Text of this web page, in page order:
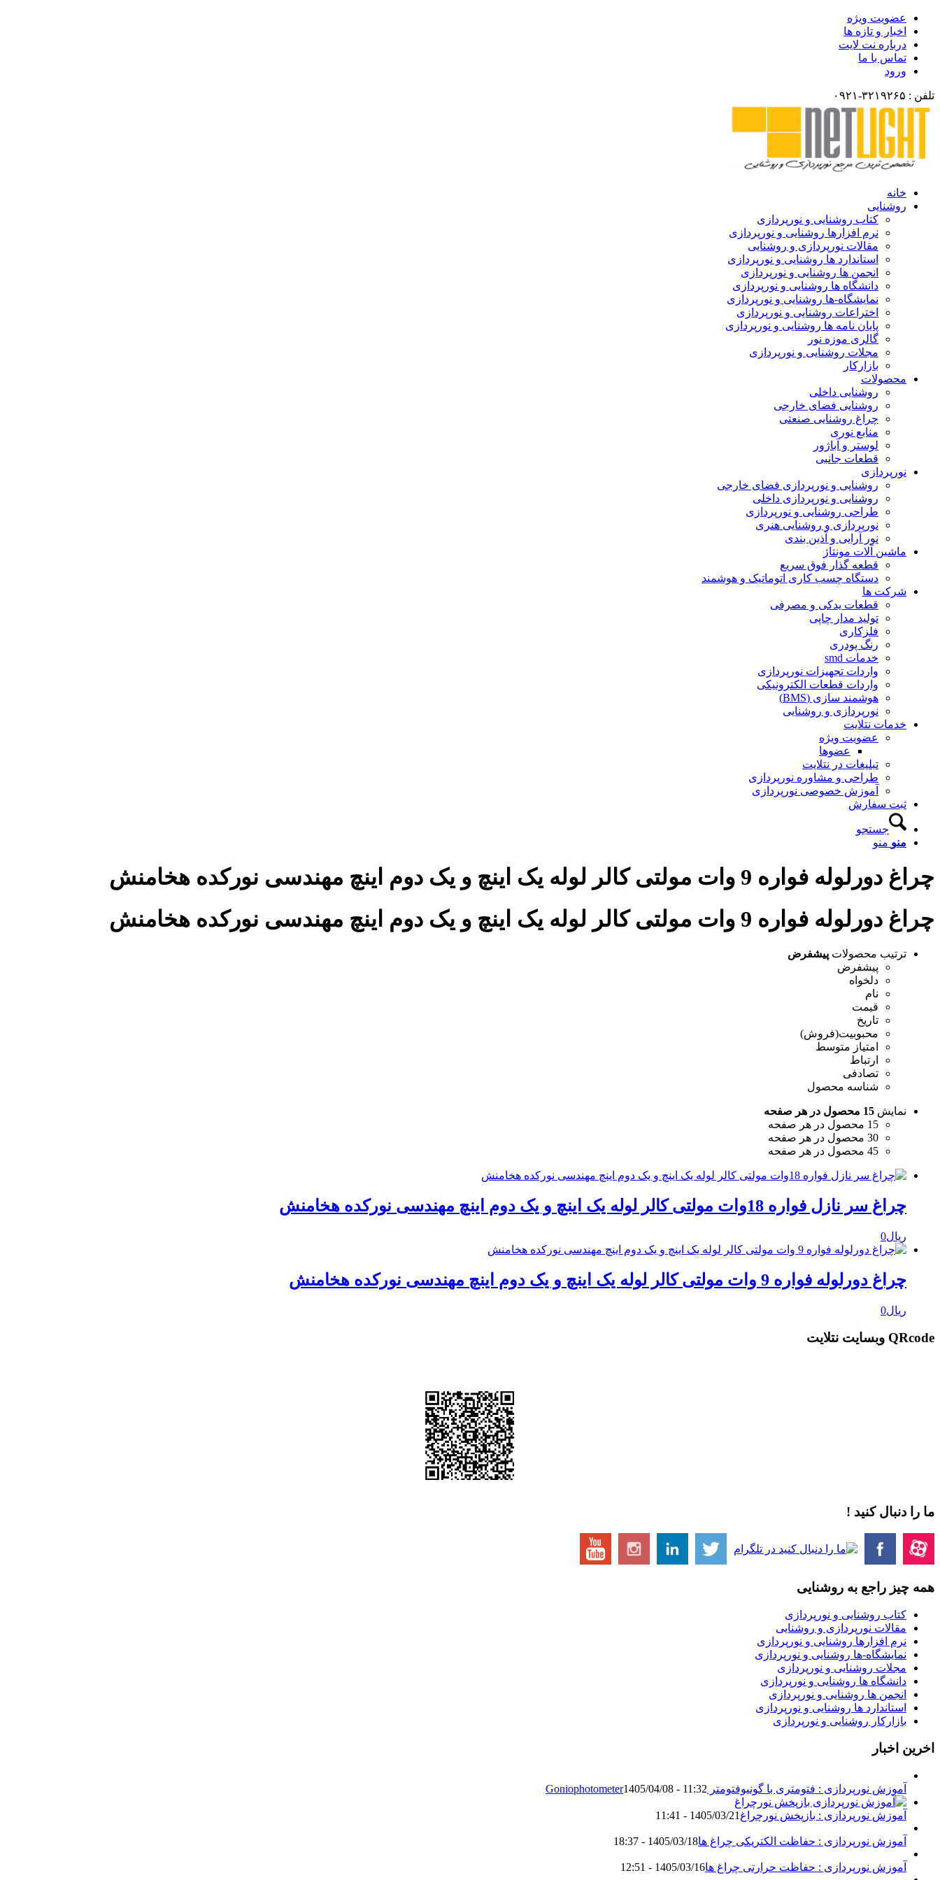
عضویت ویژه
اخبار و تازه ها
درباره نت لایت
تماس با ما
ورود
تلفن : ۳۲۱۹۲۶۵-۰۹۲۱
خانه
روشنایی
کتاب روشنایی و نورپردازی
نرم افزارها روشنایی و نورپردازی
مقالات نورپردازی و روشنایی
استاندارد ها روشنایی و نورپردازی
انجمن ها روشنایی و نورپردازی
دانشگاه ها روشنایی و نورپردازی
نمایشگاه-ها روشنایی و نورپردازی
اختراعات روشنایی و نورپردازی
پایان نامه ها روشنایی و نورپردازی
گالری موزه نور
مجلات روشنایی و نورپردازی
بازارکار
محصولات
روشنایی داخلی
روشنایی فضای خارجی
چراغ روشنایی صنعتی
منابع نوری
لوستر و آباژور
قطعات جانبی
نورپردازی
روشنایی و نورپردازی فضای خارجی
روشنایی و نورپردازی داخلی
طراحی روشنایی و نورپردازی
نورپردازی و روشنایی هنری
نور آرایی و آذین بندی
ماشین آلات مونتاژ
قطعه گذار فوق سریع
دستگاه چسب کاری اتوماتیک و هوشمند
شرکت ها
قطعات یدکی و مصرفی
تولید مدار چاپی
فلزکاری
رنگ پودری
خدمات smd
واردات تجهیزات نورپردازی
واردات قطعات الکترونیکی
هوشمند سازی (BMS)
نورپردازی و روشنایی
خدمات نتلایت
عضویت ویژه
عضوها
تبلیغات در نتلایت
طراحی و مشاوره نورپردازی
آموزش خصوصی نورپردازی
ثبت سفارش
جستجو
منو منو
چراغ دورلوله فواره 9 وات مولتی کالر لوله یک اینچ و یک دوم اینچ مهندسی نورکده هخامنش
چراغ دورلوله فواره 9 وات مولتی کالر لوله یک اینچ و یک دوم اینچ مهندسی نورکده هخامنش
ترتیب محصولات پیشفرض
پیشفرض
دلخواه
نام
قیمت
تاریخ
محبوبیت(فروش)
امتیاز متوسط
ارتباط
تصادفی
شناسه محصول
نمایش 15 محصول در هر صفحه
15 محصول در هر صفحه
30 محصول در هر صفحه
45 محصول در هر صفحه
چراغ سر نازل فواره 18وات مولتی کالر لوله یک اینچ و یک دوم اینچ مهندسی نورکده هخامنش
ریال0
چراغ دورلوله فواره 9 وات مولتی کالر لوله یک اینچ و یک دوم اینچ مهندسی نورکده هخامنش
ریال0
QRcode وبسایت نتلایت
ما را دنبال کنید !
همه چیز راجع به روشنایی
کتاب روشنایی و نورپردازی
مقالات نورپردازی و روشنایی
نرم افزارها روشنایی و نورپردازی
نمایشگاه-ها روشنایی و نورپردازی
مجلات روشنایی و نورپردازی
دانشگاه ها روشنایی و نورپردازی
انجمن ها روشنایی و نورپردازی
استاندارد ها روشنایی و نورپردازی
بازارکار روشنایی و نورپردازی
اخرین اخبار
آموزش نورپردازی : فتومتری با گونیوفتومتر Goniophotometer 1405/04/08 - 11:32
آموزش نورپردازی : بازپخش نورچراغ 1405/03/21 - 11:41
آموزش نورپردازی : حفاظت الکتریکی چراغ ها1405/03/18 - 18:37
آموزش نورپردازی : حفاظت حرارتی چراغ ها1405/03/16 - 12:51